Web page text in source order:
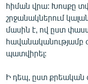
հիման վրա: Խոսքը
շրջանակներում
մասին է, ով ըստ
հավանականությամբ
պատվիրել:
Ի դեպ, ըստ քրեական